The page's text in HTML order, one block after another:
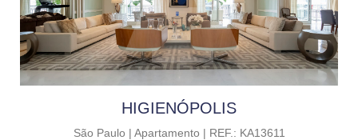
HIGIENÓPOLIS
São Paulo | Apartamento | REF.: KA13611